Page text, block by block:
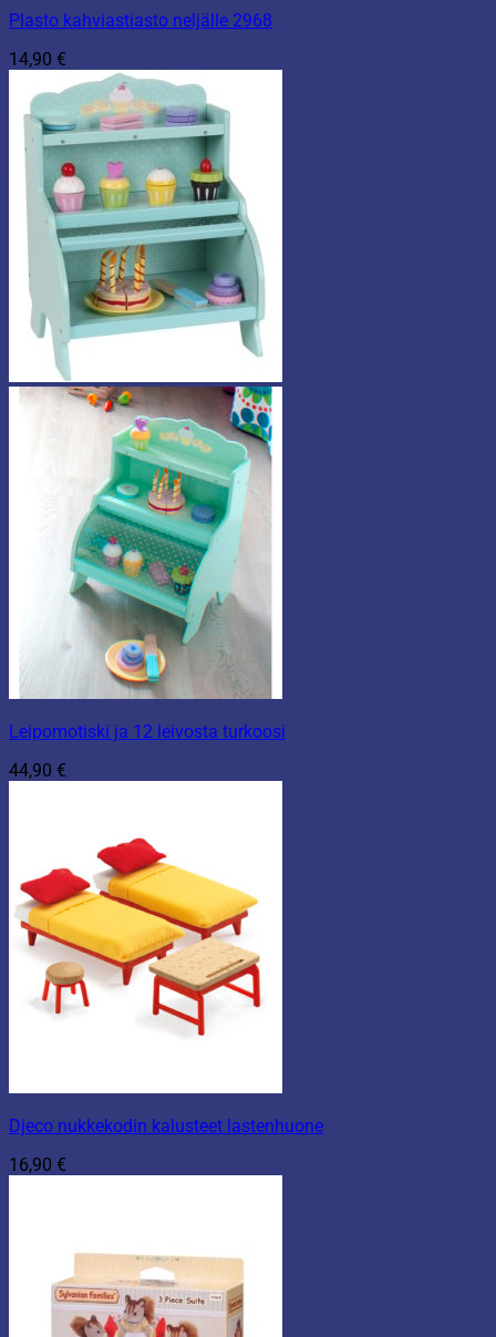
Plasto kahviastiasto neljälle 2968
14,90 €
Leipomotiski ja 12 leivosta turkoosi
44,90 €
Djeco nukkekodin kalusteet lastenhuone
16,90 €